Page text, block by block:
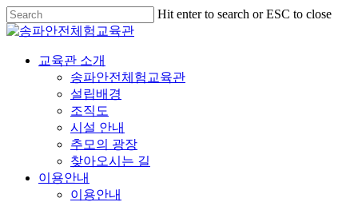
Hit enter to search or ESC to close
교육관 소개
송파안전체험교육관
설립배경
조직도
시설 안내
추모의 광장
찾아오시는 길
이용안내
이용안내